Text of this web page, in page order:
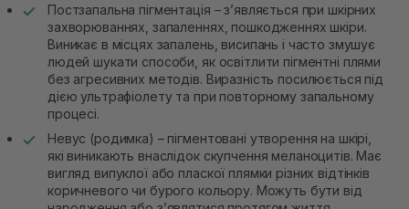
Постзапальна пігментація – зʼявляється при шкірних
захворюваннях, запаленнях, пошкодженнях шкіри.
Виникає в місцях запалень, висипань і часто змушує
людей шукати способи, як освітлити пігментні плями
без агресивних методів. Виразність посилюється під
дією ультрафіолету та при повторному запальному
процесі.
Невус (родимка) – пігментовані утворення на шкірі,
які виникають внаслідок скупчення меланоцитів. Має
вигляд випуклої або пласкої плямки різних відтінків
коричневого чи бурого кольору. Можуть бути від